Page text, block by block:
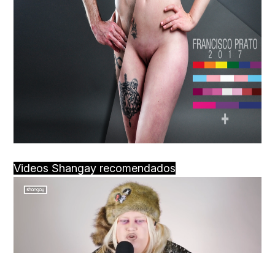
Videos Shangay recomendados